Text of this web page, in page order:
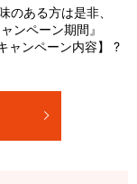
のある方は是非、
ンペーン期間』
ャンペーン内容】 ?